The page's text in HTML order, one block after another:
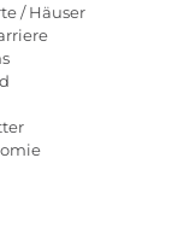
/ Häuser